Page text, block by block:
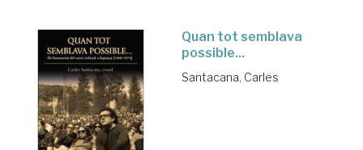
Quan tot semblava
possible...
Santacana, Carles